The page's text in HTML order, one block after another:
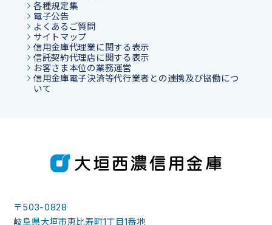
各種規定集
電子公告
よくあるご質問
サイトマップ
信用金庫代理業に関する表示
信託契約代理店に関する表示
お客さま本位の業務運営
信用金庫電子決済等代行業者との連携及び協働につ
いて
〒503-0828
岐阜県大垣市恵比寿町1丁目1番地